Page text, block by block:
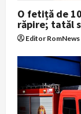
O fetiță de
răpire; tatăl
Editor RomNews